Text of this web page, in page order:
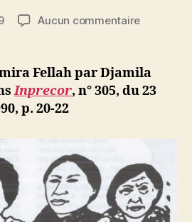
de
N
ji
Aucun commentairesur
Les
face
Fellah par Djamila
Inprecor, n° 305, du 23
p. 20-22